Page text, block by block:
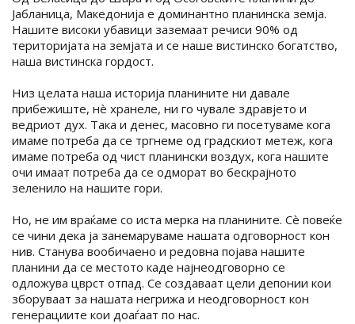
Јабланица, Македонија е доминантно планинска земја.
Нашите високи убавици заземаат речиси 90% од
територијата на земјата и се наше вистинско богатство,
наша вистинска гордост.
Низ целата наша историја планините ни давале
прибежиште, нè хранеле, ни го чувале здравјето и
ведриот дух. Така и денес, масовно ги посетуваме кога
имаме потреба да се тргнеме од градскиот метеж, кога
имаме потреба од чист планински воздух, кога нашите
очи имаат потреба да се одморат во бескрајното
зеленило на нашите гори.
Но, не им враќаме со иста мерка на планините. Сè повеќе
се чини дека ја занемаруваме нашата одговорност кон
нив. Станува вообичаено и редовна појава нашите
планини да се местото каде најнеодговорно се
одложува цврст отпад. Се создаваат цели депонии кои
зборуваат за нашата негрижа и неодговорност кон
генерациите кои доаѓаат по нас.